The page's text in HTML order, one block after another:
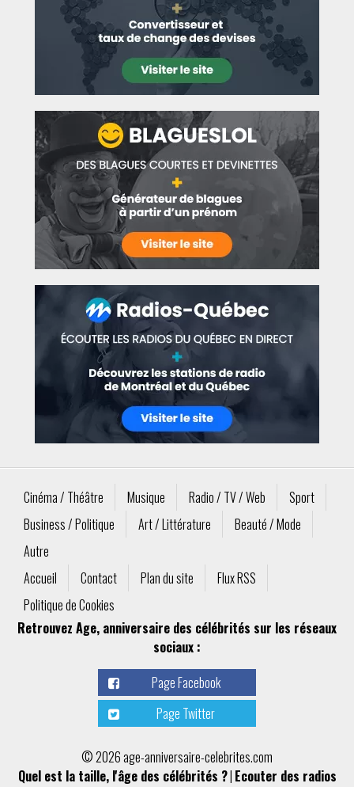
Cinéma / Théâtre Musique Radio / TV / Web
Sport
Business / Politique
Art / Littérature
Beauté / Mode
Autre
Accueil
Contact Plan du site
Flux RSS
Politique de Cookies
Retrouvez Age, anniversaire des célébrités sur les réseaux
sociaux :
Page Facebook
Page Twitter
© 2026 age-anniversaire-celebrites.com
Quel est la taille, l'âge des célébrités ?| Ecouter des radios